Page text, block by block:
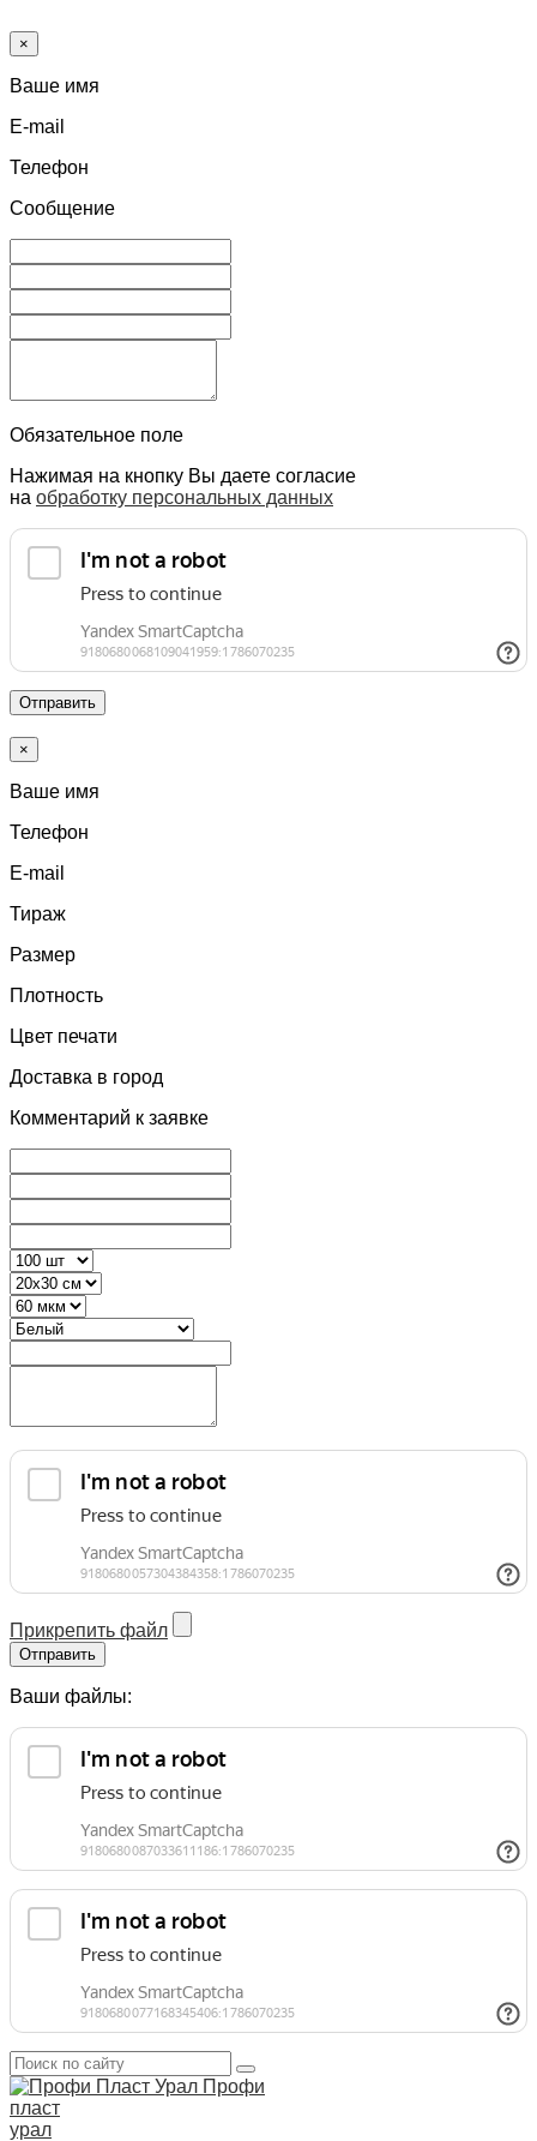
×
Ваше имя
E-mail
Телефон
Сообщение
Обязательное поле
Нажимая на кнопку Вы даете согласие
на обработку персональных данных
Отправить
×
Ваше имя
Телефон
E-mail
Тираж
Размер
Плотность
Цвет печати
Доставка в город
Комментарий к заявке
Прикрепить файл
Отправить
Ваши файлы:
Профи
пласт
урал